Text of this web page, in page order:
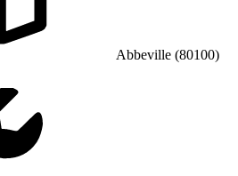
Abbeville (80100)